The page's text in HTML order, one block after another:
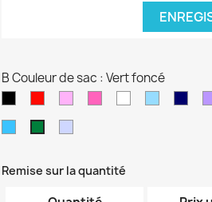
B Couleur de sac : Vert foncé
Remise sur la quantité